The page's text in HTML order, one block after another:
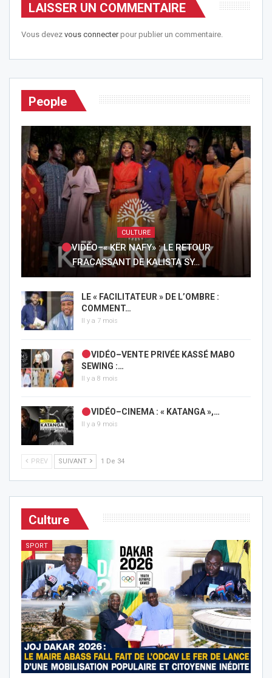
LAISSER UN COMMENTAIRE
Vous devez vous connecterpour publier un commentaire.
People
CULTURE
VIDÉO–« KËR NAFY» : LE RETOUR
FRACASSANT DE KALISTA SY…
LE « FACILITATEUR » DE L’OMBRE :
COMMENT…
Il y a 7 mois
VIDÉO–VENTE PRIVÉE KASSÉ MABO
SEWING :…
Il y a 8 mois
VIDÉO–CINEMA : « KATANGA »,…
Il y a 9 mois
PREV SUIVANT 1 De 34
Culture
SPORT